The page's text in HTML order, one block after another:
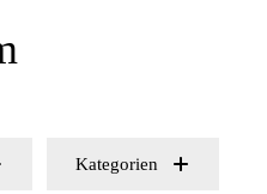
Kategorien